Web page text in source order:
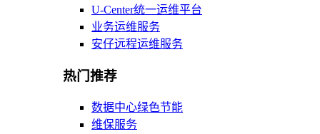
U-Center统一运维平台
业务运维服务
安仔远程运维服务
热门推荐
数据中心绿色节能
维保服务